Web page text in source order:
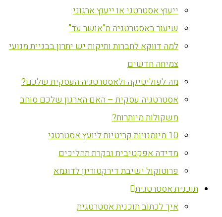
ייעוץ אסטרטגי או ייעוץ ארגוני
שיעור באסטרטגיה מ"אושר עד"
למה דווקא לחברות ותיקות יש יתרון בבניית מנועי
צמיחה חדשים
מה לפוליטיקה ולאסטרטגיה העסקית שלכם?
אסטרטגיה עסקית – האם הארגון שלכם סוחב
משקולות מיותרות?
10 מיומנויות קריטיות ליועץ אסטרטגי
מדידה אפקטיבית ובקרת תהליכים
פרוטוקול ישיבת דירקטוריון לדוגמא
‏תוכנית אסטרטגית
איך לכתוב תוכנית אסטרטגית